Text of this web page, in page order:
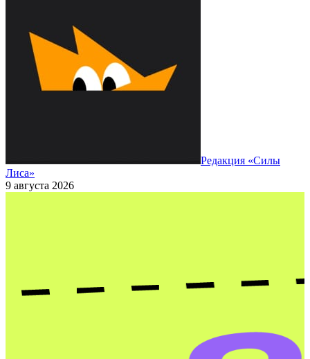
Редакция «Силы
Лиса»
9 августа 2026